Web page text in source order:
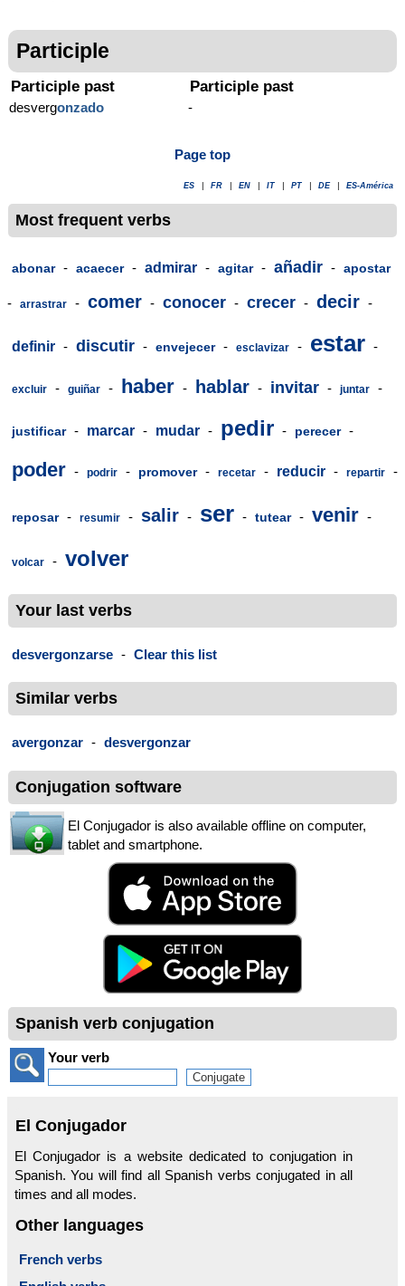
Participle
Participle past
desvergonzado
Participle past
-
Page top
ES FR EN IT PT DE ES-América
Most frequent verbs
abonar - acaecer - admirar - agitar - añadir - apostar
- arrastrar - comer - conocer - crecer - decir -
definir - discutir - envejecer - esclavizar - estar -
excluir - guiñar - haber - hablar - invitar - juntar -
justificar - marcar - mudar - pedir - perecer -
poder - podrir - promover - recetar - reducir - repartir -
reposar - resumir - salir - ser - tutear - venir -
volcar - volver
Your last verbs
desvergonzarse - Clear this list
Similar verbs
avergonzar - desvergonzar
Conjugation software
El Conjugador is also available offline on computer,
tablet and smartphone.
Spanish verb conjugation
Your verb
El Conjugador
El Conjugador is a website dedicated to conjugation in
Spanish. You will find all Spanish verbs conjugated in all
times and all modes.
Other languages
French verbs